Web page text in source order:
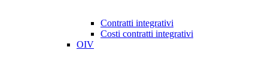
Contratti integrativi
Costi contratti integrativi
OIV